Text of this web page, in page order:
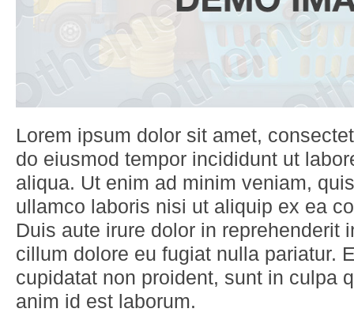
Lorem ipsum dolor sit amet,
do eiusmod tempor incididunt ut
aliqua. Ut enim ad minim veniam,
ullamco laboris nisi ut aliquip ex ea
Duis aute irure dolor in reprehenderit
cillum dolore eu fugiat nulla pariatur.
cupidatat non proident, sunt in culpa
anim id est laborum.